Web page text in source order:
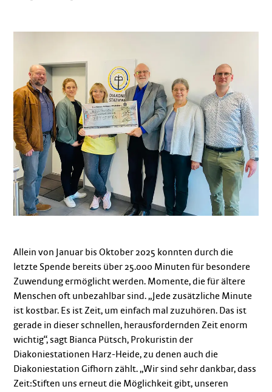
Allein von Januar bis Oktober 2025 konnten durch die
letzte Spende bereits über 25.000 Minuten für besondere
Zuwendung ermöglicht werden. Momente, die für ältere
Menschen oft unbezahlbar sind. „Jede zusätzliche Minute
ist kostbar. Es ist Zeit, um einfach mal zuzuhören. Das ist
gerade in dieser schnellen, herausfordernden Zeit enorm
wichtig“, sagt Bianca Pütsch, Prokuristin der
Diakoniestationen Harz-Heide, zu denen auch die
Diakoniestation Gifhorn zählt. „Wir sind sehr dankbar, dass
Zeit:Stiften uns erneut die Möglichkeit gibt, unseren